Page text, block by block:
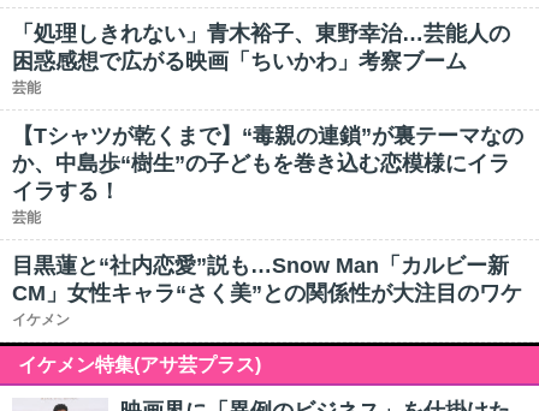
「処理しきれない」青木裕子、東野幸治…芸能人の
困惑感想で広がる映画「ちいかわ」考察ブーム
芸能
【Tシャツが乾くまで】“毒親の連鎖”が裏テーマなの
か、中島歩“樹生”の子どもを巻き込む恋模様にイラ
イラする！
芸能
目黒蓮と“社内恋愛”説も…Snow Man「カルビー新
CM」女性キャラ“さく美”との関係性が大注目のワケ
イケメン
イケメン特集(アサ芸プラス)